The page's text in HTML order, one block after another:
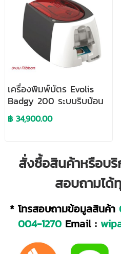
เครื่องพิมพ์บัตร Evolis
Badgy 200 ระบบริบบ้อน
฿ 34,900.00
สั่งซื้อสินค้าหรือบริ
สอบถามได้
* โทรสอบถามข้อมูลสินค้า
004-1270 Email :